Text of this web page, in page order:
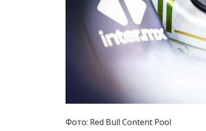
Фото: Red Bull Content Pool